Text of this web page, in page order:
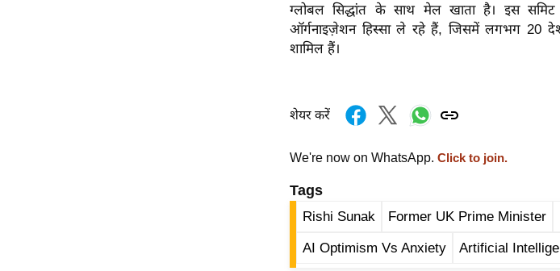
ग्लोबल सिद्धांत के साथ मेल खाता है। इस
ऑर्गनाइज़ेशन हिस्सा ले रहे हैं, जिसमें लगभग 20
शामिल हैं।
शेयर करें
We're now on WhatsApp. Click to join.
Tags
Rishi Sunak Former UK Prime Minister
AI Optimism Vs Anxiety Artificial